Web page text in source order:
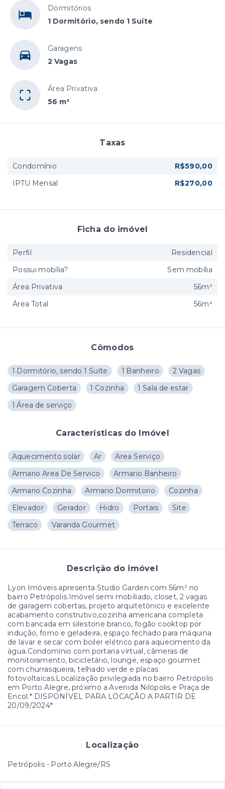
Dormitórios
1 Dormitório, sendo 1 Suíte
Garagens
2 Vagas
Área Privativa
56 m²
Cômodos
1 Dormitório, sendo 1 Suíte 1 Banheiro
2 Vagas
Garagem Coberta
1 Cozinha
1 Sala de estar
1 Área de serviço
Características do Imóvel
Aquecimento solar Ar
Area Serviço
Armario Area De Servico
Armario Banheiro
Armario Cozinha
Armario Dormitorio
Cozinha
Elevador
Gerador Hidro Portais
Site
Terraco
Varanda Gourmet
Descrição do imóvel
Lyon Imóveis apresenta Studio Garden com 56m² no
bairro Petrópolis.Imóvel semi mobiliado, closet, 2 vagas
de garagem cobertas, projeto arquitetônico e excelente
acabamento construtivo,cozinha americana completa
com bancada em silestone branco, fogão cooktop por
indução, forno e geladeira, espaço fechado para máquina
de lavar e secar com boiler elétrico para aquecimento da
água.Condomínio com portaria virtual, câmeras de
monitoramento, bicicletário, lounge, espaço gourmet
com churrasqueira, telhado verde e placas
fotovoltaicas.Localização privilegiada no bairro Petrópolis
em Porto Alegre, próximo a Avenida Nilópolis e Praça de
Encol.* DISPONÍVEL PARA LOCAÇÃO A PARTIR DE
20/09/2024*
Localização
Petrópolis - Porto Alegre/RS
Taxas
Condomínio
R$590,00
IPTU Mensal
R$270,00
Ficha do imóvel
Perfil
Residencial
Possui mobília?
Sem mobília
Área Privativa
56m²
Área Total
56m²